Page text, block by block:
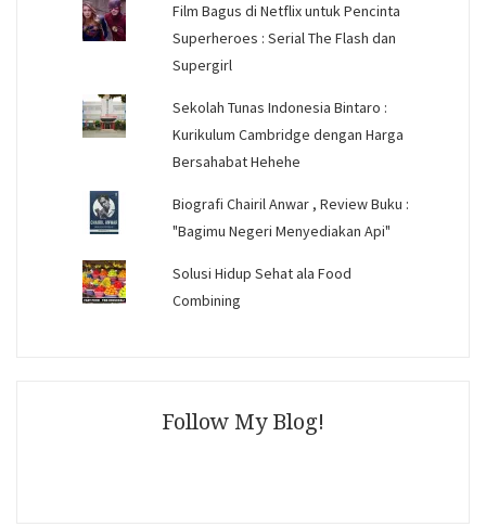
Film Bagus di Netflix untuk Pencinta
Superheroes : Serial The Flash dan
Supergirl
Sekolah Tunas Indonesia Bintaro :
Kurikulum Cambridge dengan Harga
Bersahabat Hehehe
Biografi Chairil Anwar , Review Buku :
"Bagimu Negeri Menyediakan Api"
Solusi Hidup Sehat ala Food
Combining
Follow My Blog!